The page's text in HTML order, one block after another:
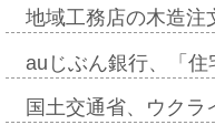
地域工務店の木造
auじぶん銀行、「
国土交通省、ウク